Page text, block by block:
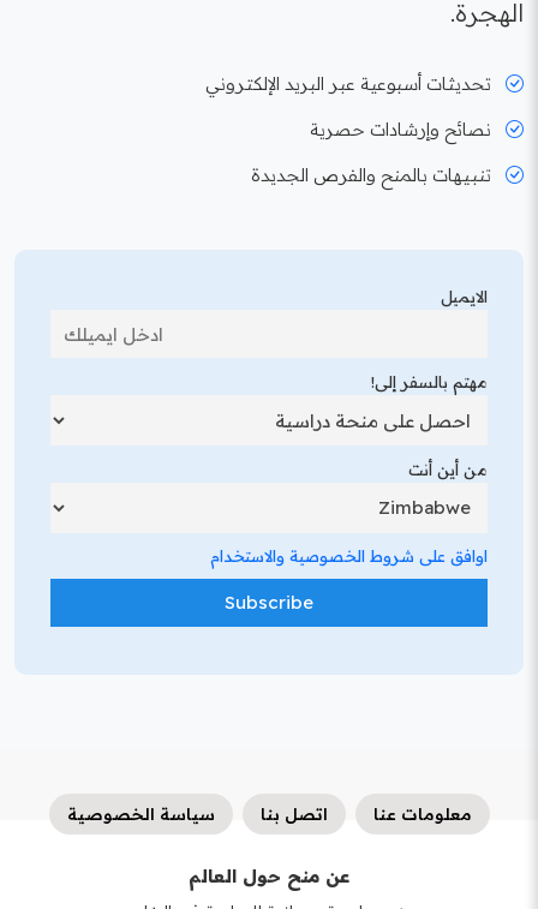
الهجرة.
تحديثات أسبوعية عبر البريد الإلكتروني
نصائح وإرشادات حصرية
تنبيهات بالمنح والفرص الجديدة
الايميل
مهتم بالسفر إلى!
من أين أنت
اوافق على شروط الخصوصية والاستخدام
معلومات عنا اتصل بنا سياسة الخصوصية
عن منح حول العالم